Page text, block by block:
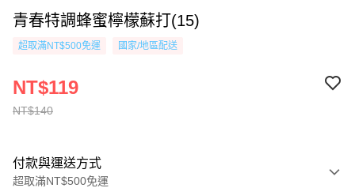
青春特調蜂蜜檸檬蘇打(15)
超取滿NT$500免運 國家/地區配送
NT$140
NT$119
付款與運送方式
超取滿NT$500免運